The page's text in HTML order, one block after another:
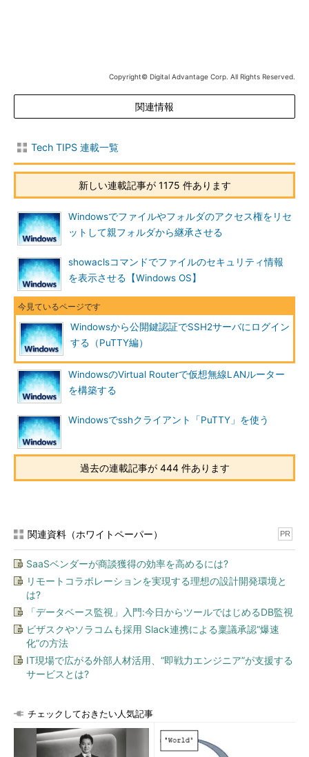
かし続ける。この操作により乱数が発生し、ユニークな鍵のペア
が生成される。なお、［パラメータ］はデフォルトのままでよ
PuTTYgenで公開鍵／秘密鍵を生成する
スタートボタンから［すべてのプログラム］－［P
uTTY ごった煮］－［PuTTYgen］をクリックする
と、このダイアログが表示される。PuTTYgenは鍵
の生成や変換を担うプログラムだ。
（1）これを選ぶ（デフォルトでこれが選択され
ているはずだ）。
（2）サーバ管理者やサービス提供者から特に
指定がなければ、デフォルトの1024bitのままでよ
い。
（3）これをクリックすると、鍵の生成が始ま
る。（4）へ進む。
プログレスバーが右端に到達するまで、
バーの下の何もない領域内でマウスカーソルを動
代わりに公開鍵の内容が表示される。
次はパスフレーズと鍵のコメントを指定する。パスフレーズは
パスワードの代わりになるもので、ログイン時に入力する必要が
ある。覚えやすい英単語と記号、スペースなどを使って数十文字
の長さの文字列を指定すること（長いほど突破されにくく安
全）。もちろんパスフレーズを忘れるとログインできなくなる
（一緒に生成した秘密鍵が使えなくなる）ので注意する。
れるため、その鍵の目的などを記しておくと鍵の管理に役立つ
（何の鍵か分からなくなったときの手かがりになったりする）。
Copyright© Digital Advantage Corp. All Rights Reserved.
関連情報
Tech TIPS 連載一覧
新しい連載記事が 1175 件あります
Windowsでファイルやフォルダのアクセス権をリセ
ットして親フォルダから継承させる
showaclsコマンドでファイルのセキュリティ情報
を表示させる【Windows OS】
Windowsから公開鍵認証でSSH2サーバにログイン
する（PuTTY編）
WindowsのVirtual Routerで仮想無線LANルーター
を構築する
Windowsでsshクライアント「PuTTY」を使う
過去の連載記事が 444 件あります
関連資料（ホワイトペーパー） PR
SaaSベンダーが商談獲得の効率を高めるには?
リモートコラボレーションを実現する理想の設計開発環境と
は?
「データベース監視」入門:今日からツールではじめるDB監視
ビザスクやソラコムも採用 Slack連携による稟議承認“爆速
化”の方法
IT現場で広がる外部人材活用、“即戦力エンジニア”が支援する
サービスとは?
チェックしておきたい人気記事